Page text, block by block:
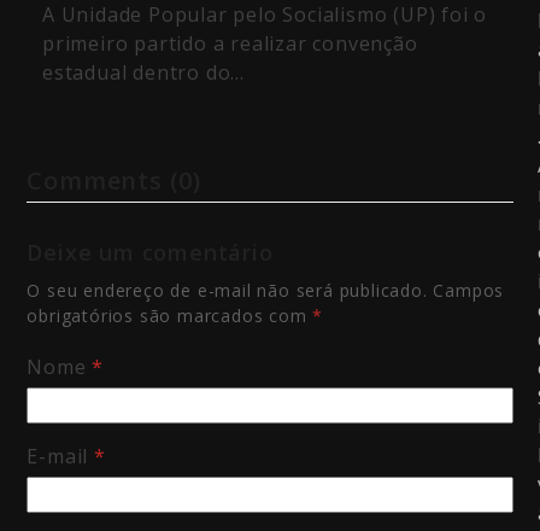
A Unidade Popular pelo Socialismo (UP) foi o
primeiro partido a realizar convenção
estadual dentro do…
O seu endereço de e-mail não será publicado. Campos
obrigatórios são marcados com*
Nome*
E-mail*